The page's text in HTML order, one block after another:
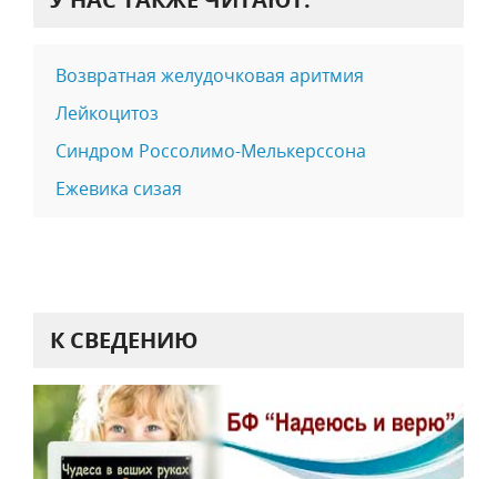
Возвратная желудочковая аритмия
Лейкоцитоз
Синдром Россолимо-Мелькерссона
Ежевика сизая
К СВЕДЕНИЮ